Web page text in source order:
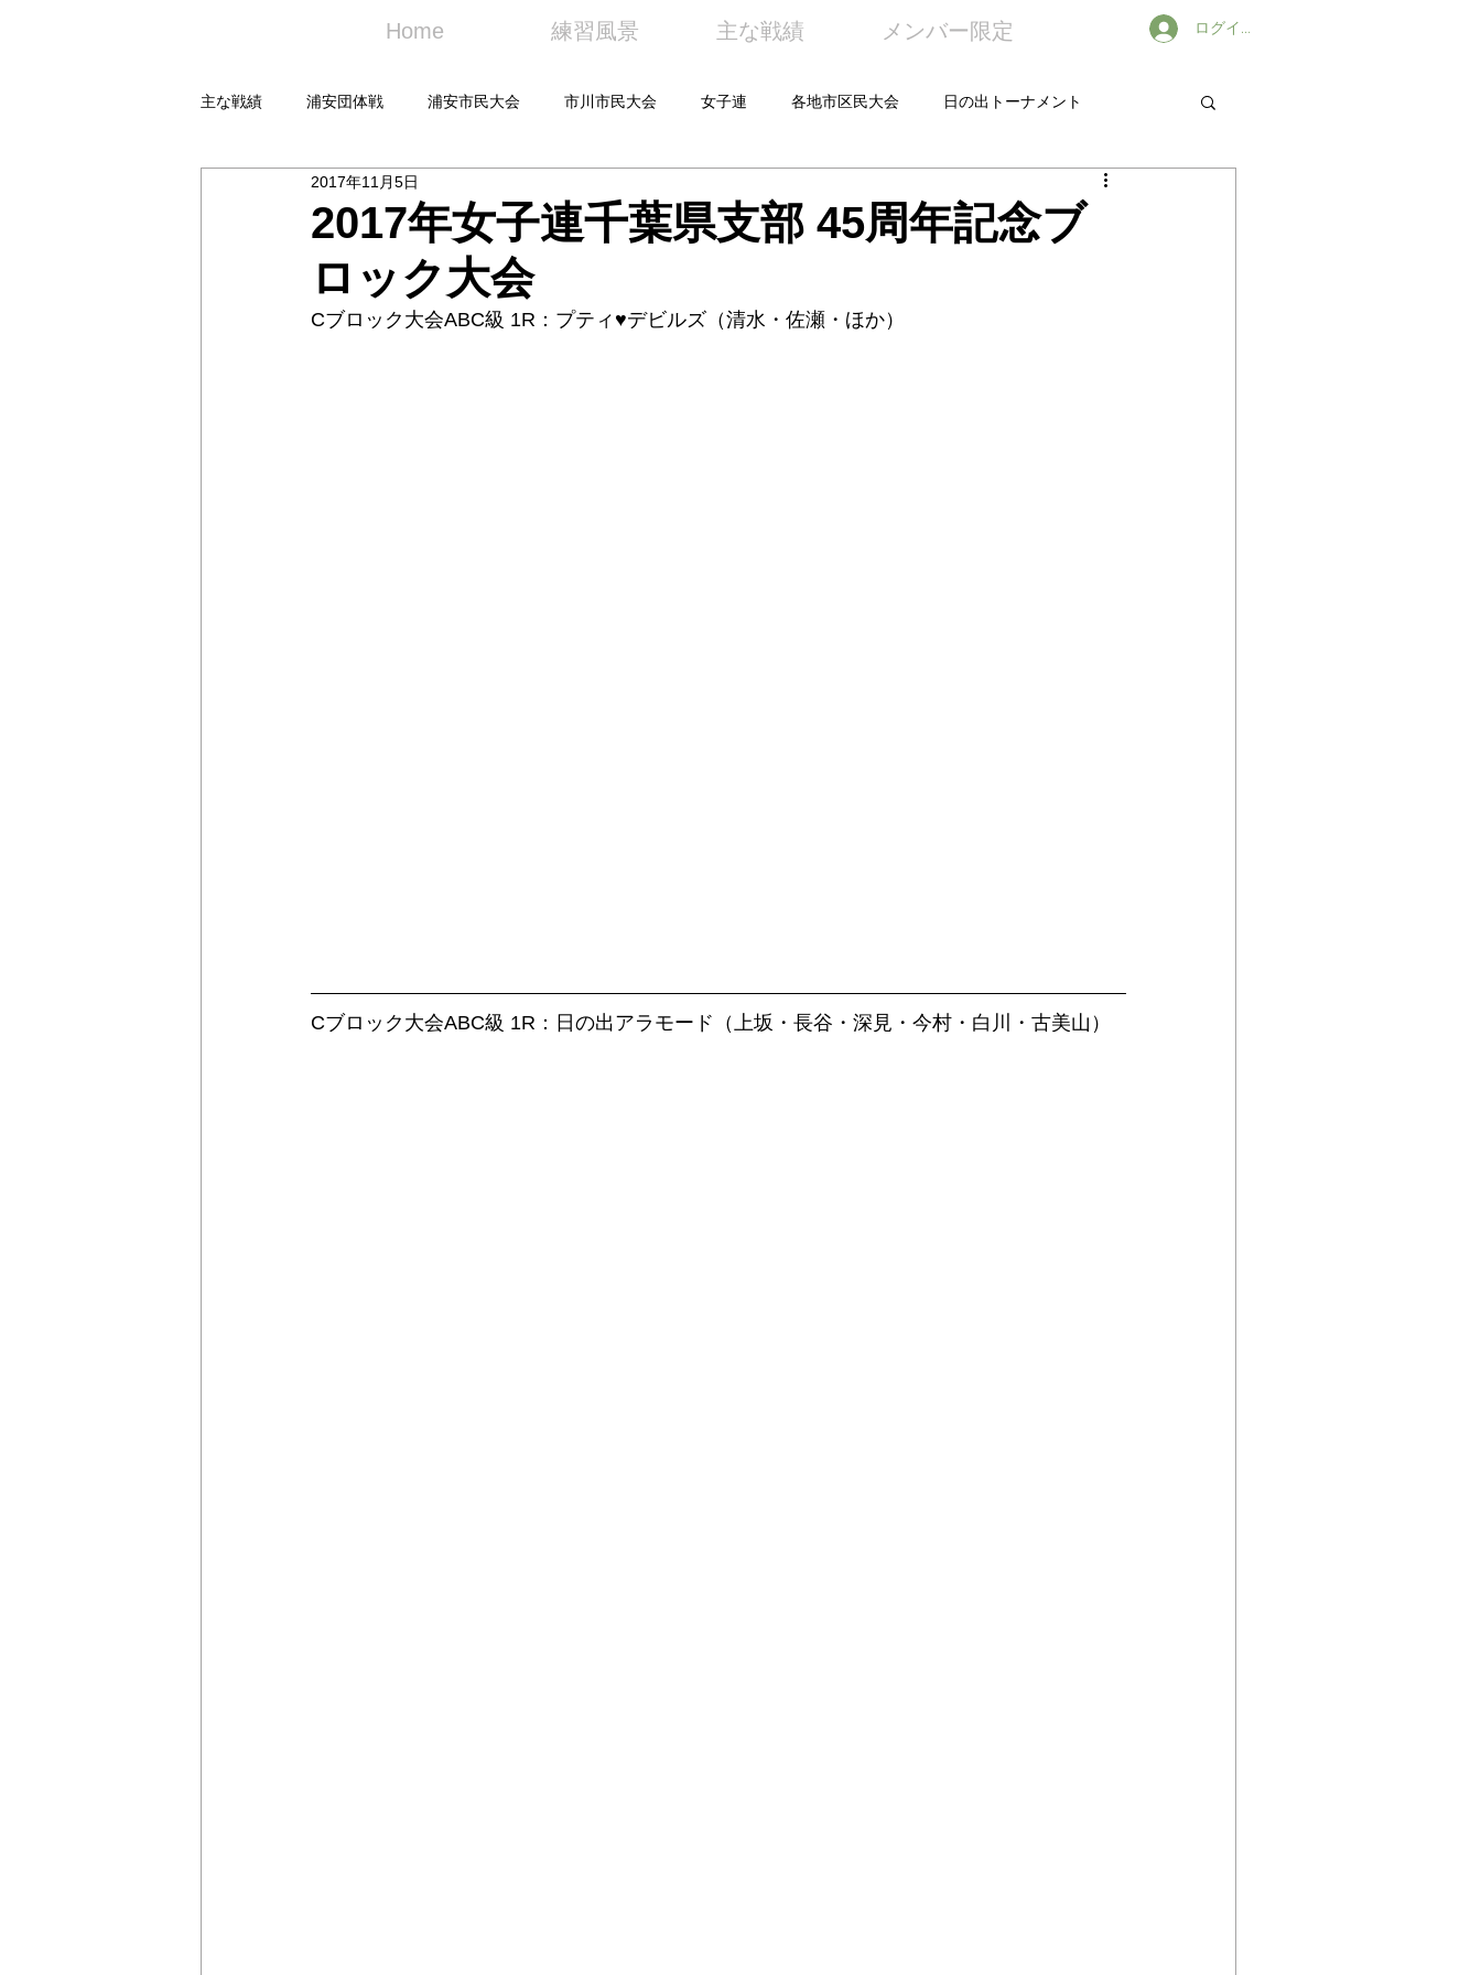
Home 練習風景 主な戦績 メンバー限定 ログイン
主な戦績 浦安団体戦 浦安市民大会 市川市民大会 女子連 各地市区民大会 日の出トーナメント
2017年女子連千葉県支部 45周年記念ブ
ロック大会
2017年11月5日
Cブロック大会ABC級 1R：プティ♥デビルズ（清水・佐瀬・ほか）
Cブロック大会ABC級 1R：日の出アラモード（上坂・長谷・深見・今村・白川・古美山）